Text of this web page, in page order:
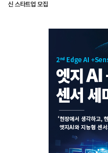
신 스타트업 모집